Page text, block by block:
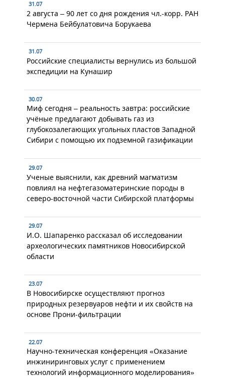
31.07
2 августа – 90 лет со дня рождения чл.-корр. РАН
Чермена Бейбулатовича Борукаева
31.07
Российские специалисты вернулись из большой
экспедиции на Кунашир
30.07
Миф сегодня – реальность завтра: российские
учёные предлагают добывать газ из
глубокозалегающих угольных пластов Западной
Сибири с помощью их подземной газификации
29.07
Ученые выяснили, как древний магматизм
повлиял на нефтегазоматеринские породы в
северо-восточной части Сибирской платформы
29.07
И.О. Шапаренко рассказал об исследовании
археологических памятников Новосибирской
области
23.07
В Новосибирске осуществляют прогноз
природных резервуаров нефти и их свойств на
основе Прони-фильтрации
22.07
Научно-техническая конференция «Оказание
инжиниринговых услуг с применением
технологий информационного моделирования»